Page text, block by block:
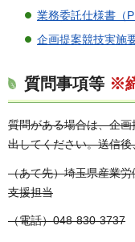
業務委託仕様書（
企画提案競技実施
質問事項等 ※
質問がある場合は、企
出してください。送信
（あて先）埼玉県産業
支援担当
（電話）048-830-3737